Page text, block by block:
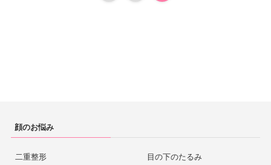
顔のお悩み
二重整形 目の下のたるみ